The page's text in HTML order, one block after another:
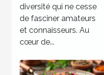
diversité qui ne cesse
de fasciner amateurs
et connaisseurs. Au
cœur de...